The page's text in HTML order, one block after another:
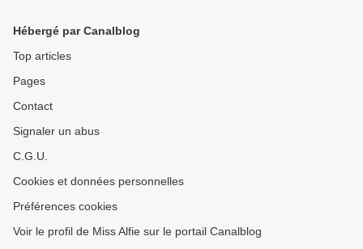
Hébergé par Canalblog
Top articles
Pages
Contact
Signaler un abus
C.G.U.
Cookies et données personnelles
Préférences cookies
Voir le profil de Miss Alfie sur le portail Canalblog